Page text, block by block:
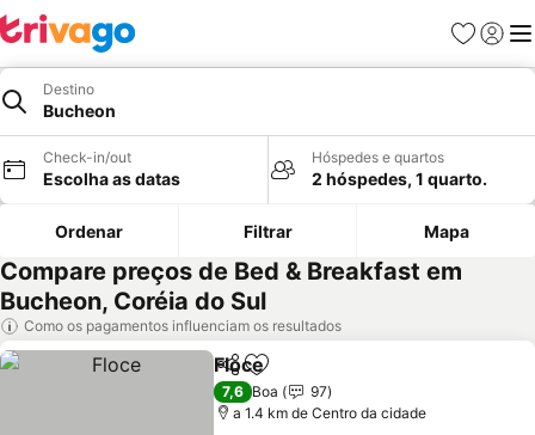
Favoritos
Iniciar
Destino
Bucheon
Check-in/out
Escolha as datas
Hóspedes e quartos
2 hóspedes, 1 quarto.
Ordenar Filtrar Mapa
Compare preços de Bed & Breakfast em
Bucheon, Coréia do Sul
Como os pagamentos influenciam os resultados
PartilharAdicionar aos favoritos
Floce
7,6 Boa
97
a 1.4 km de Centro da cidade